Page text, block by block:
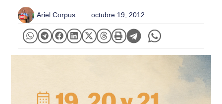
Ariel Corpus octubre 19, 2012